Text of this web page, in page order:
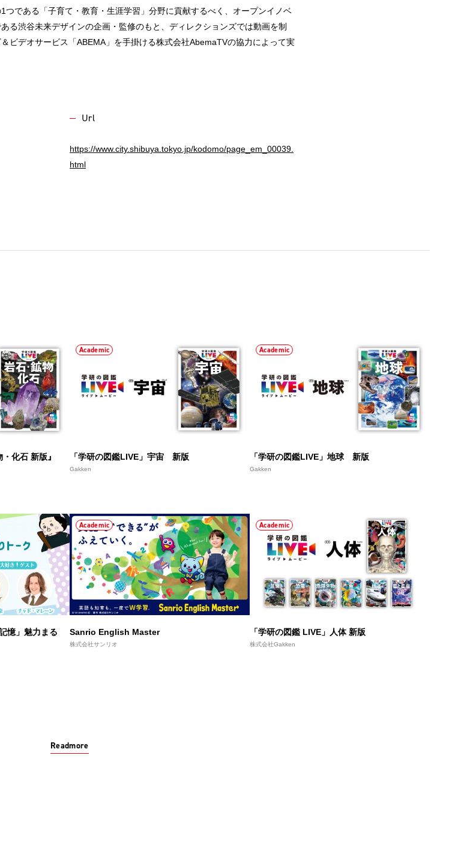
つである「子育て・教育・生涯学習」分野に貢献するべく、オープンイノベ
る渋谷未来デザインの企画・監修のもと、ディレクションズでは動画を制
ビデオサービス「ABEMA」を手掛ける株式会社AbemaTVの協力によって実
Url
https://www.city.shibuya.tokyo.jp/kodomo/page_em_00039.
html
化石 新版』
Academic
「学研の図鑑LIVE」宇宙 新版
Gakken
Academic
「学研の図鑑LIVE」地球 新版
Gakken
憶」魅力まる
Academic
Sanrio English Master
株式会社サンリオ
Academic
「学研の図鑑 LIVE」人体 新版
株式会社Gakken
Readmore